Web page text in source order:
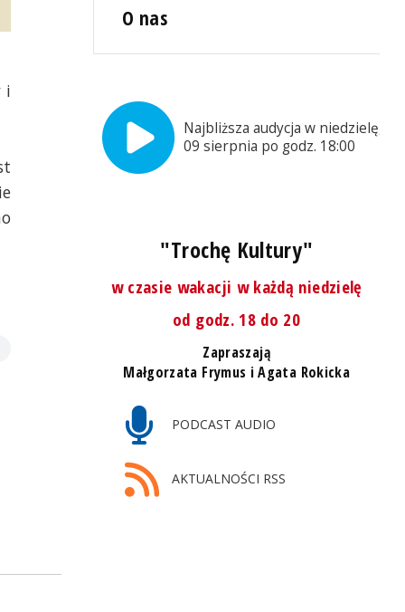
i
O nas
Najbliższa audycja w niedzielę,
09 sierpnia po godz. 18:00
"Trochę Kultury"
w czasie wakacji w każdą niedzielę
od godz. 18 do 20
Zapraszają
Małgorzata Frymus i Agata Rokicka
PODCAST AUDIO
AKTUALNOŚCI RSS